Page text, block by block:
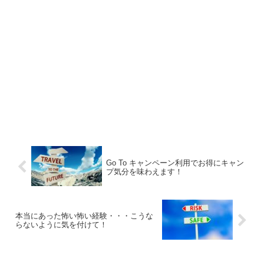
Go To キャンペーン利用でお得にキャン
プ気分を味わえます！
本当にあった怖い怖い経験・・・こうな
らないように気を付けて！